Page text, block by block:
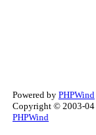
Powered by PHPWind
Copyright © 2003-04
PHPWind